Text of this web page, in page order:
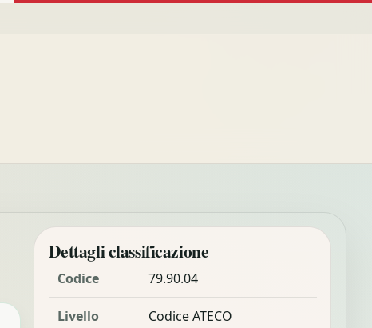
Dettagli classificazione
Codice 79.90.04
Livello Codice ATECO